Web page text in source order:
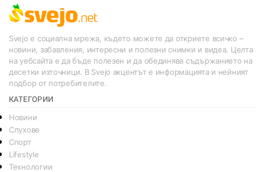
Svejo е социална мрежа, където можете да откриете всичко –
новини, забавления, интересни и полезни снимки и видеа. Целта
на уебсайта е да бъде полезен и да обединява съдържанието на
десетки източници. В Svejo акцентът е информацията и нейният
подбор от потребителите.
КАТЕГОРИИ
Новини
Слухове
Спорт
Lifestyle
Технологии